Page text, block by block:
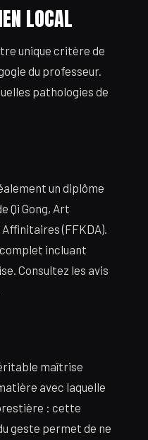
LOCAL
unique critère de
du professeur.
pathologies de
un diplôme
Qi Gong, Art
(FFKDA).
complet incluant
Consultez les avis
maîtrise
avec laquelle
: cette
geste permet de ne